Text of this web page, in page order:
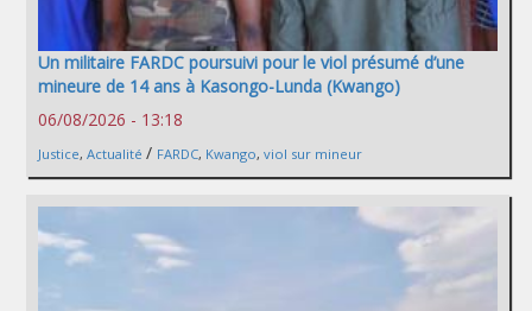
Un militaire FARDC poursuivi pour le viol présumé d’une
mineure de 14 ans à Kasongo-Lunda (Kwango)
06/08/2026 - 13:18
Justice, Actualité / FARDC, Kwango, viol sur mineur